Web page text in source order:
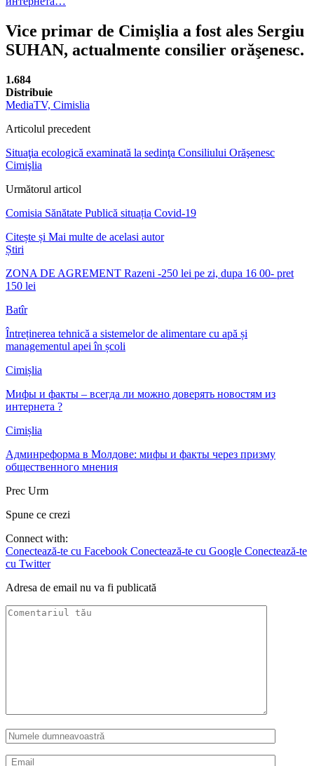
Vice primar de Cimişlia a fost ales Sergiu
SUHAN, actualmente consilier orăşenesc.
1.684
Distribuie
MediaTV, Cimislia
Articolul precedent
Situaţia ecologică examinată la sedinţa Consiliului Orăşenesc
Cimişlia
Următorul articol
Comisia Sănătate Publică situația Covid-19
Citește și Mai multe de acelasi autor
Știri
ZONA DE AGREMENT Razeni -250 lei pe zi, dupa 16 00- pret
150 lei
Batîr
Întreținerea tehnică a sistemelor de alimentare cu apă și
managementul apei în școli
Cimișlia
Мифы и факты – всегда ли можно доверять новостям из
интернета ?
Cimișlia
Админреформа в Молдове: мифы и факты через призму
общественного мнения
Prec Urm
Spune ce crezi
Connect with:
Conectează-te cu Facebook Conectează-te cu Google Conectează-te
cu Twitter
Adresa de email nu va fi publicată